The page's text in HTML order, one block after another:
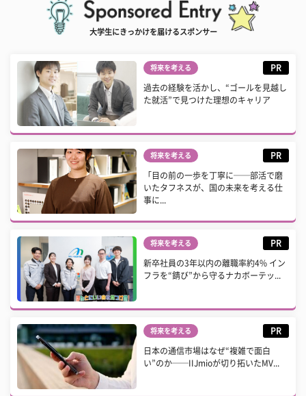
大学生にきっかけを届けるスポンサー
将来を考える PR
過去の経験を活かし、“ゴールを見越し
た就活”で見つけた理想のキャリア
将来を考える PR
「目の前の一歩を丁寧に──部活で磨
いたタフネスが、国の未来を考える仕
事に...
将来を考える PR
新卒社員の3年以内の離職率約4% イン
フラを“錆び”から守るナカボーテッ...
将来を考える PR
日本の通信市場はなぜ“複雑で面白
い”のか──IIJmioが切り拓いたMV...